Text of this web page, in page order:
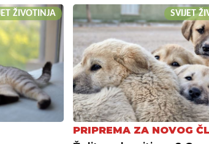
ŽIVOTINJA SVIJET
PRIPREMA ZA NOVOG